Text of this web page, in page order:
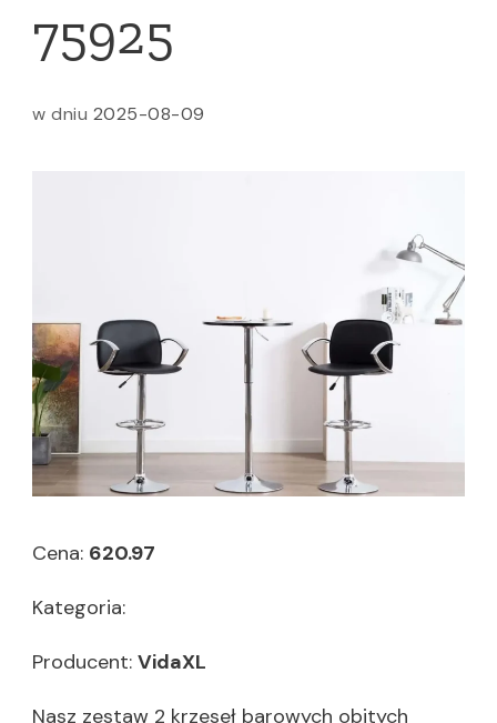
75925
w dniu 2025-08-09
Cena: 620.97
Kategoria:
Producent: VidaXL
Nasz zestaw 2 krzeseł barowych obitych